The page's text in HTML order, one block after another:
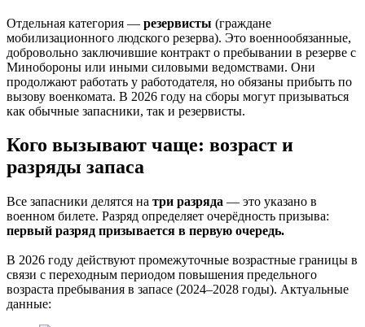
Отдельная категория — резервисты (граждане
мобилизационного людского резерва). Это военнообязанные,
добровольно заключившие контракт о пребывании в резерве с
Минобороны или иными силовыми ведомствами. Они
продолжают работать у работодателя, но обязаны прибыть по
вызову военкомата. В 2026 году на сборы могут призываться
как обычные запасники, так и резервисты.
Кого вызывают чаще: возраст и
разряды запаса
Все запасники делятся на три разряда — это указано в
военном билете. Разряд определяет очерёдность призыва:
первый разряд призывается в первую очередь.
В 2026 году действуют промежуточные возрастные границы в
связи с переходным периодом повышения предельного
возраста пребывания в запасе (2024–2028 годы). Актуальные
данные: